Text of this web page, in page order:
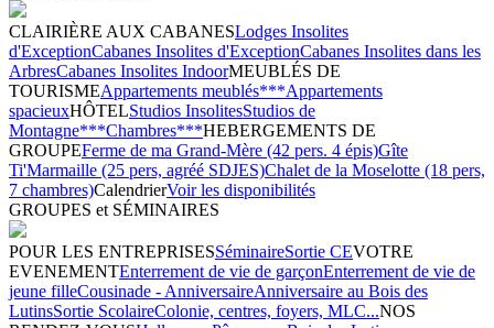
CLAIRIÈRE AUX CABANESLodges Insolites
d'ExceptionCabanes Insolites d'ExceptionCabanes Insolites dans les
ArbresCabanes Insolites IndoorMEUBLÉS DE
TOURISMEAppartements meublés***Appartements
spacieuxHÔTELStudios InsolitesStudios de
Montagne***Chambres***HEBERGEMENTS DE
GROUPEFerme de ma Grand-Mère (42 pers. 4 épis)Gîte
Ti'Marmaille (25 pers, agréé SDJES)Chalet de la Moselotte (18 pers,
7 chambres)CalendrierVoir les disponibilités
GROUPES et SÉMINAIRES
POUR LES ENTREPRISESSéminaireSortie CEVOTRE
EVENEMENTEnterrement de vie de garçonEnterrement de vie de
jeune filleCousinade - AnniversaireAnniversaire au Bois des
LutinsSortie ScolaireColonie, centres, foyers, MLC...NOS